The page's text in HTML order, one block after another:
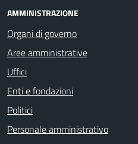
AMMINISTRAZIONE
Organi di governo
Aree amministrative
Uffici
Enti e fondazioni
Politici
Personale amministrativo